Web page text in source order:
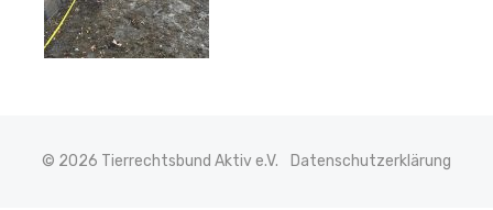
© 2026 Tierrechtsbund Aktiv e.V. Datenschutzerklärung